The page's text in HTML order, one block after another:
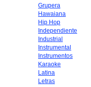
Grupera
Hawaiana
Hip Hop
Independiente
Industrial
Instrumental
Instrumentos
Karaoke
Latina
Letras